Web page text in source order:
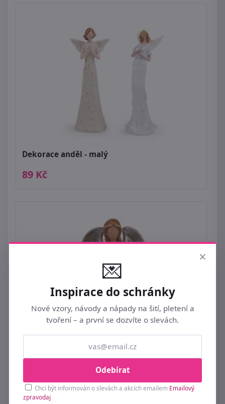
Dekorace anděl - malý
89 Kč
Anděl dekorační X1933 - 18,5 x 14 x 44 cm
×
💌
Inspirace do schránky
Nové vzory, návody a nápady na šití, pletení a
tvoření – a první se dozvíte o slevách.
Odebírat
Chci být informován o slevách a akcích emailem Emailový
zpravodaj